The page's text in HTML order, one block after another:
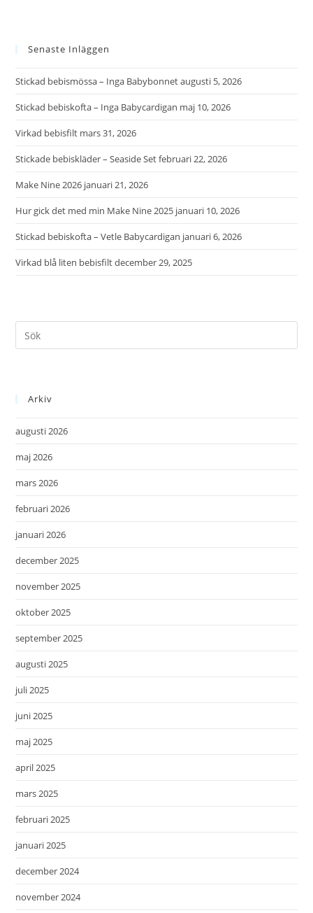
Senaste Inläggen
Stickad bebismössa – Inga Babybonnetaugusti 5, 2026
Stickad bebiskofta – Inga Babycardigan maj 10, 2026
Virkad bebisfilt mars 31, 2026
Stickade bebiskläder – Seaside Setfebruari 22, 2026
Make Nine 2026 januari 21, 2026
Hur gick det med min Make Nine 2025 januari 10, 2026
Stickad bebiskofta – Vetle Babycardigan januari 6, 2026
Virkad blå liten bebisfiltdecember 29, 2025
Arkiv
augusti 2026
maj 2026
mars 2026
februari 2026
januari 2026
december 2025
november 2025
oktober 2025
september 2025
augusti 2025
juli 2025
juni 2025
maj 2025
april 2025
mars 2025
februari 2025
januari 2025
december 2024
november 2024